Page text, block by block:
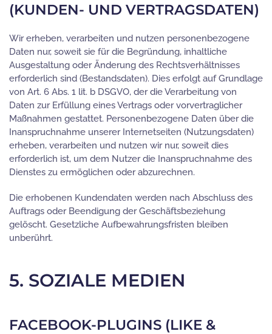
(KUNDEN- UND VERTRAGSDATEN)
Wir erheben, verarbeiten und nutzen personenbezogene
Daten nur, soweit sie für die Begründung, inhaltliche
Ausgestaltung oder Änderung des Rechtsverhältnisses
erforderlich sind (Bestandsdaten). Dies erfolgt auf Grundlage
von Art. 6 Abs. 1 lit. b DSGVO, der die Verarbeitung von
Daten zur Erfüllung eines Vertrags oder vorvertraglicher
Maßnahmen gestattet. Personenbezogene Daten über die
Inanspruchnahme unserer Internetseiten (Nutzungsdaten)
erheben, verarbeiten und nutzen wir nur, soweit dies
erforderlich ist, um dem Nutzer die Inanspruchnahme des
Dienstes zu ermöglichen oder abzurechnen.
Die erhobenen Kundendaten werden nach Abschluss des
Auftrags oder Beendigung der Geschäftsbeziehung
gelöscht. Gesetzliche Aufbewahrungsfristen bleiben
unberührt.
5. SOZIALE MEDIEN
FACEBOOK-PLUGINS (LIKE &